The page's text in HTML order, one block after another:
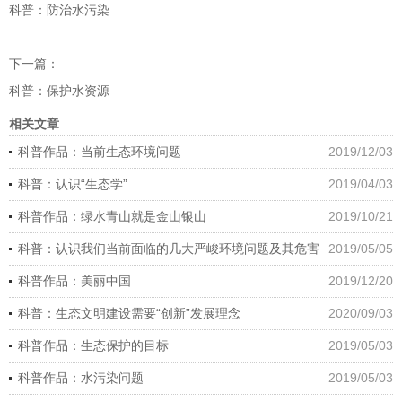
科普：防治水污染
下一篇：
科普：保护水资源
相关文章
2019/12/03
科普作品：当前生态环境问题
2019/04/03
科普：认识“生态学”
2019/10/21
科普作品：绿水青山就是金山银山
2019/05/05
科普：认识我们当前面临的几大严峻环境问题及其危害
2019/12/20
科普作品：美丽中国
2020/09/03
科普：生态文明建设需要“创新”发展理念
2019/05/03
科普作品：生态保护的目标
2019/05/03
科普作品：水污染问题